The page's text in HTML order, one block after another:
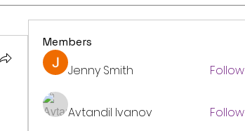
Members
Jenny Smith Follow
Avtandil Ivanov Follow